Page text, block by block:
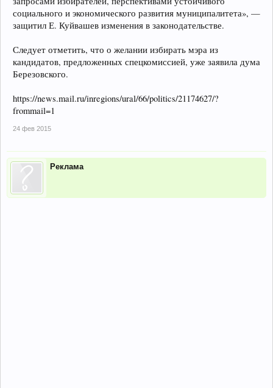
социального и экономического развития муниципалитета», —
защитил Е. Куйвашев изменения в законодательстве.
Следует отметить, что о желании избирать мэра из
кандидатов, предложенных спецкомиссией, уже заявила дума
Березовского.
https://news.mail.ru/inregions/ural/66/politics/21174627/?
frommail=1
24 фев 2015
Реклама